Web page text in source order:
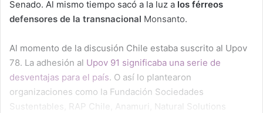
Senado. Al mismo tiempo sacó a la luz a los férreos
defensores de la transnacional Monsanto.
Al momento de la discusión Chile estaba suscrito al Upov
78. La adhesión al Upov 91 significaba una serie de
desventajas para el país. O así lo plantearon
organizaciones como la Fundación Sociedades
Sustentables, RAP Chile, Anamuri, Natural Solutions